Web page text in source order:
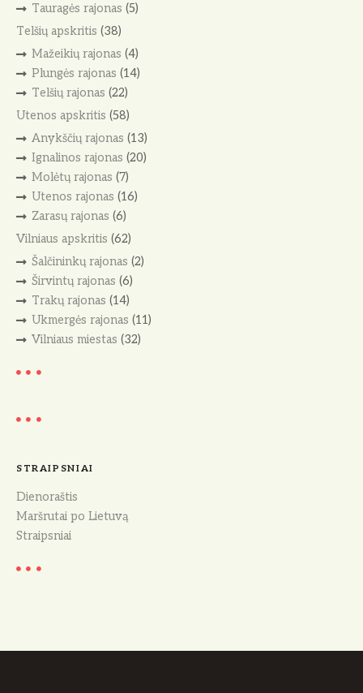
Tauragės rajonas (5)
Telšių apskritis (38)
Mažeikių rajonas (4)
Plungės rajonas (14)
Telšių rajonas (22)
Utenos apskritis (58)
Anykščių rajonas (13)
Ignalinos rajonas (20)
Molėtų rajonas (7)
Utenos rajonas (16)
Zarasų rajonas (6)
Vilniaus apskritis (62)
Šalčininkų rajonas (2)
Širvintų rajonas (6)
Trakų rajonas (14)
Ukmergės rajonas (11)
Vilniaus miestas (32)
STRAIPSNIAI
Dienoraštis
Maršrutai po Lietuvą
Straipsniai